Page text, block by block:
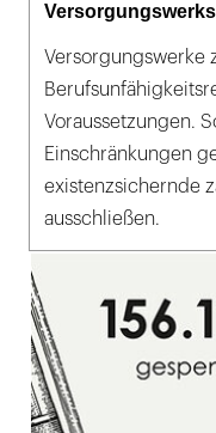
Versorgungswerks
Versorgungswerke
Voraussetzungen.
Einschränkungen
existenzsichernde
ausschließen.